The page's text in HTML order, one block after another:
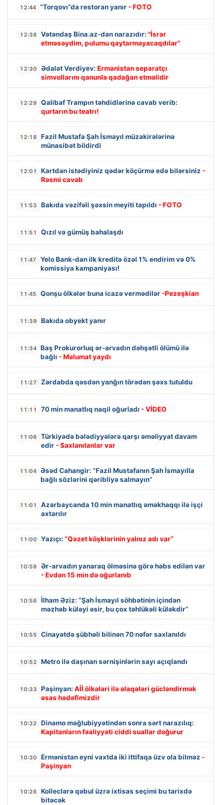
12:44 “Torqovı”da restoran yanır - FOTO
12:38 Vətəndaş Bina.az-dan narazıdır: "İsrar
etməsəydim, pulumu qaytarmayacaqdılar"
12:30 Ədalət Verdiyev: Ermənistan separatçı
simvollarını qanunla qadağan etməlidir
12:29
Qalibaf Trampın təhdidlərinə cavab verib:
qurtarın bu teatrı!
12:18
Fazil Mustafa Şah İsmayıl müzakirələrinə
münasibət bildirdi
12:01 Kartdan istədiyiniz qədər köçürmə edə bilərsiniz -
Rəsmi cavab
11:53 Bakıda vəzifəli şəxsin meyiti tapıldı - FOTO
11:51 Qızıl və gümüş bahalaşdı
11:47
Yelo Bank-dan ilk kreditə özəl 1% endirim və 0%
komissiya kampaniyası!
11:45 Qonşu ölkələr buna icazə vermədilər -Pezeşkian
11:39 Bakıda obyekt yanır
11:34 Baş Prokurorluq ər-arvadın dəhşətli ölümü ilə
bağlı - Məlumat yaydı
11:27 Zərdabda qəsdən yanğın törədən şəxs tutuldu
11:11 70 min manatlıq naqil oğurladı - VİDEO
11:06
Türkiyədə bələdiyyələrə qarşı əməliyyat davam
edir - Saxlanılanlar var
11:04
Əsəd Cahangir: “Fazil Mustafanın Şah İsmayılla
bağlı sözlərini qəribliyə salmayın”
11:01
Azərbaycanda 10 min manatlıq əməkhaqqı ilə işçi
axtarılır
11:00 Yazıçı: “Qəzet köşklərinin yalnız adı var”
10:58
Ər-arvadın yanaraq ölməsinə görə həbs edilən var
- Evdən 15 min də oğurlanıb
10:56
İlham Əziz: “Şah İsmayıl söhbətinin içindən
məzhəb küləyi əsir, bu çox təhlükəli küləkdir”
10:55 Cinayətdə şübhəli bilinən 70 nəfər saxlanıldı
10:52 Metro ilə daşınan sərnişinlərin sayı açıqlandı
10:33 Paşinyan: Aİİ ölkələri ilə əlaqələri gücləndirmək
əsas hədəfimizdir
10:32
Dinamo məğlubiyyətindən sonra sərt narazılıq:
Kapitanların fəaliyyəti ciddi suallar doğurur
10:30 Ermənistan eyni vaxtda iki ittifaqa üzv ola bilməz -
Paşinyan
10:26
Kolleclərə qəbul üzrə ixtisas seçimi bu tarixdə
bitəcək